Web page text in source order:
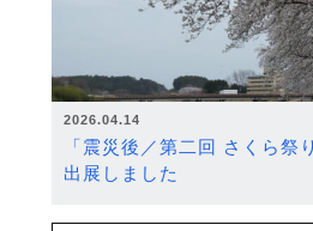
2026.04.14
「震災後／第二回 さくら祭
出展しました